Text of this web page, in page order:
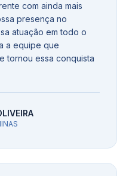
com ainda mais
presença no
atuação em todo o
a equipe que
tornou essa conquista